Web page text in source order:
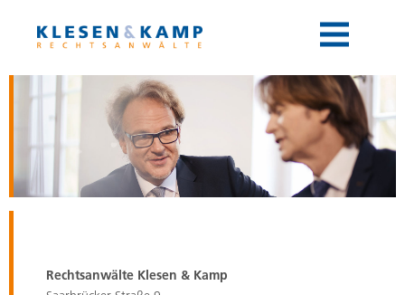
Toggle
navigation
Rechtsanwälte Klesen & Kamp